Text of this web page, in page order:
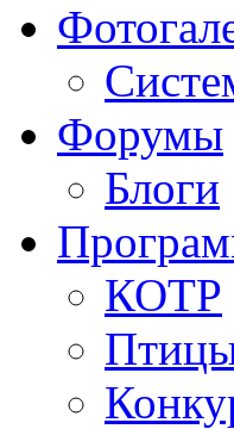
Форумы
Блоги
КОТР
Птицы